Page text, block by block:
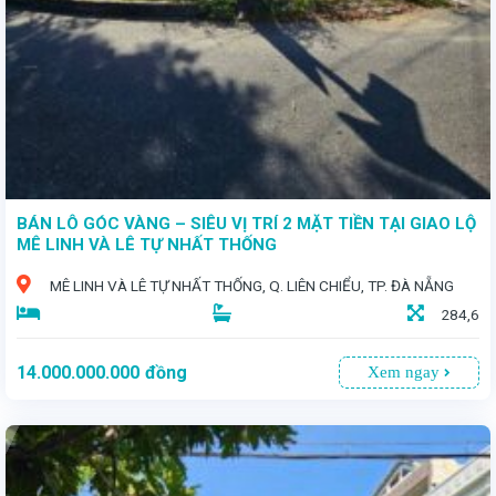
BÁN LÔ GÓC VÀNG – SIÊU VỊ TRÍ 2 MẶT TIỀN TẠI GIAO LỘ
MÊ LINH VÀ LÊ TỰ NHẤT THỐNG
MÊ LINH VÀ LÊ TỰ NHẤT THỐNG, Q. LIÊN CHIỂU, TP. ĐÀ NẴNG
284,6
14.000.000.000 đồng Xem ngay